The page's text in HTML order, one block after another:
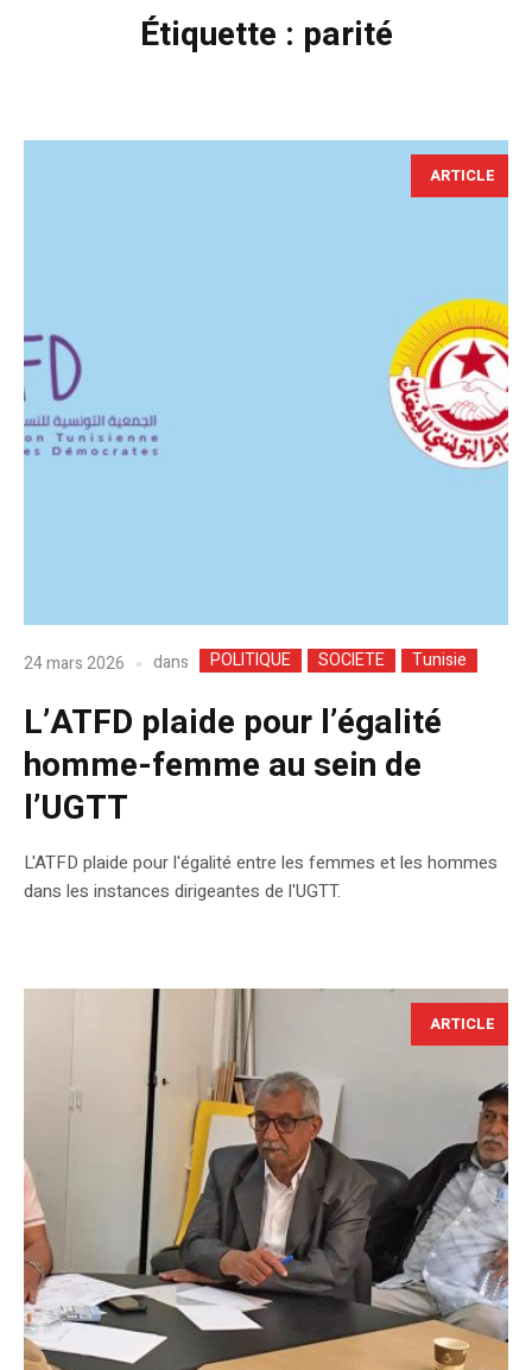
Étiquette : parité
ARTICLE
24 mars 2026 dans POLITIQUE SOCIETE Tunisie
L’ATFD plaide pour l’égalité
homme-femme au sein de
l’UGTT
L'ATFD plaide pour l'égalité entre les femmes et les hommes
dans les instances dirigeantes de l'UGTT.
ARTICLE